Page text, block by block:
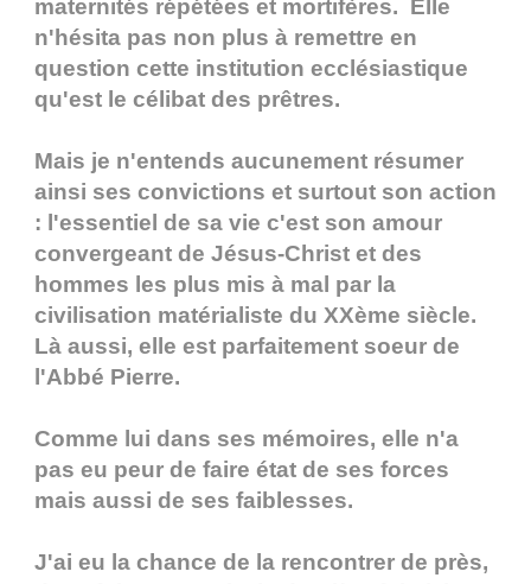
maternités répétées et mortifères. Elle
n'hésita pas non plus à remettre en
question cette institution ecclésiastique
qu'est le célibat des prêtres.
Mais je n'entends aucunement résumer
ainsi ses convictions et surtout son action
: l'essentiel de sa vie c'est son amour
convergeant de Jésus-Christ et des
hommes les plus mis à mal par la
civilisation matérialiste du XXème siècle.
Là aussi, elle est parfaitement soeur de
l'Abbé Pierre.
Comme lui dans ses mémoires, elle n'a
pas eu peur de faire état de ses forces
mais aussi de ses faiblesses.
J'ai eu la chance de la rencontrer de près,